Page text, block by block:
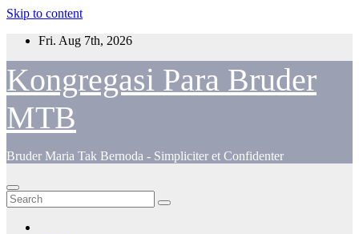
Skip to content
Fri. Aug 7th, 2026
Kongregasi Para Bruder
MTB
Bruder Maria Tak Bernoda - Simpliciter et Confidenter